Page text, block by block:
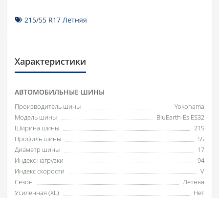
215/55 R17 Летняя
Характеристики
АВТОМОБИЛЬНЫЕ ШИНЫ
Производитель шины
Yokohama
Модель шины
BluEarth-Es ES32
Ширина шины
215
Профиль шины
55
Диаметр шины
17
Индекс нагрузки
94
Индекс скорости
V
Сезон
Летняя
Усиленная (XL)
Нет